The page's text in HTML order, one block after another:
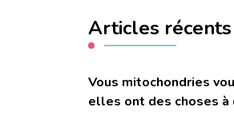
Articles récents
Vous mitochondries
elles ont des choses à